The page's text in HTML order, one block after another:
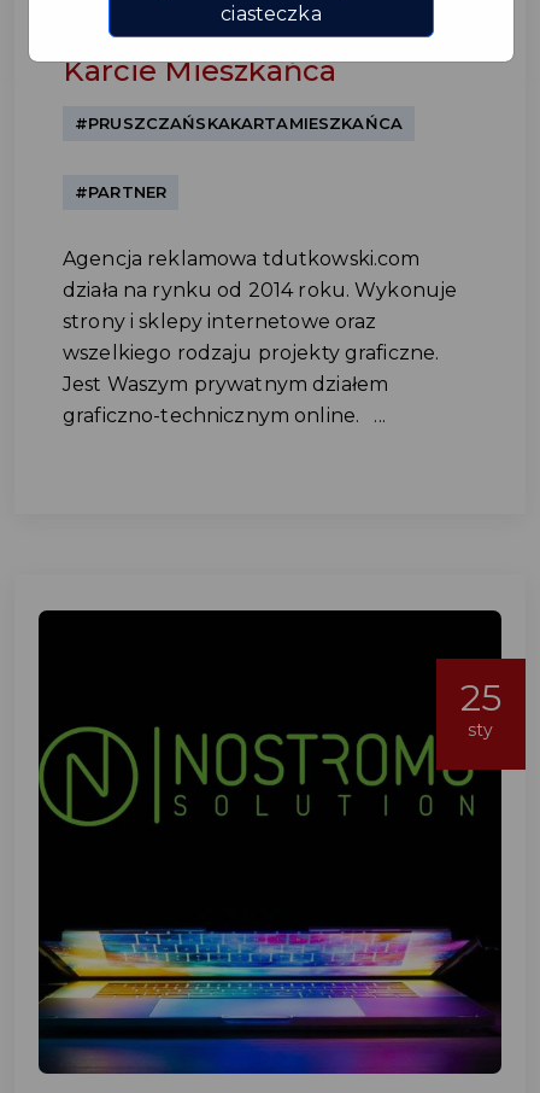
partner w Pruszczańskiej
Karcie Mieszkańca
#PRUSZCZAŃSKAKARTAMIESZKAŃCA
#PARTNER
Agencja reklamowa tdutkowski.com
działa na rynku od 2014 roku. Wykonuje
strony i sklepy internetowe oraz
wszelkiego rodzaju projekty graficzne.
Jest Waszym prywatnym działem
graficzno-technicznym online. ...
25
sty
ciasteczka